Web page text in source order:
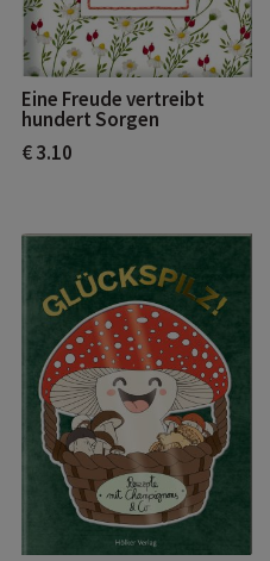
Eine Freude vertreibt
hundert Sorgen
€ 3.10